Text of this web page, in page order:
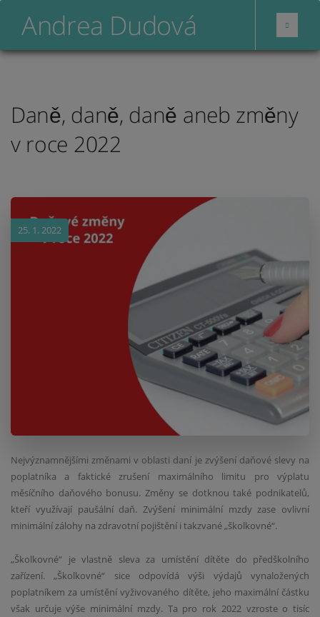
Andrea Dudová
Daně, daně, daně aneb změny
v roce 2022
25. 1. 2022
Nejvýznamnějšími změnami v oblasti daní je zvýšení daňové slevy na
poplatníka a faktické zrušení maximálního limitu pro výplatu
měsíčního daňového bonusu. Změny se dotknou také podnikatelů,
kteří využívají paušální daň. Zvýšení minimální mzdy zase ovlivní
minimální zálohy na zdravotní pojištění i takzvané „školkovné“.
„Školkovné“ je vlastně sleva za umístění dítěte do předškolního
zařízení. „Školkovné“ sice odpovídá výši výdajů vynaložených
poplatníkem za umístění vyživovaného dítěte, jeho maximální částku
však určuje výše minimální mzdy. Ta pro rok 2022 vzroste o tisíc